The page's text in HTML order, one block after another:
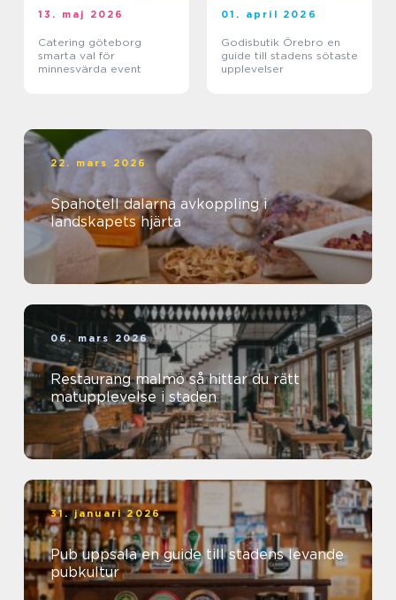
13. maj 2026
Catering göteborg
smarta val för
minnesvärda event
01. april 2026
Godisbutik Örebro en
guide till stadens sötaste
upplevelser
22. mars 2026
Spahotell dalarna avkoppling i
landskapets hjärta
06. mars 2026
Restaurang malmö så hittar du rätt
matupplevelse i staden
31. januari 2026
Pub uppsala en guide till stadens levande
pubkultur